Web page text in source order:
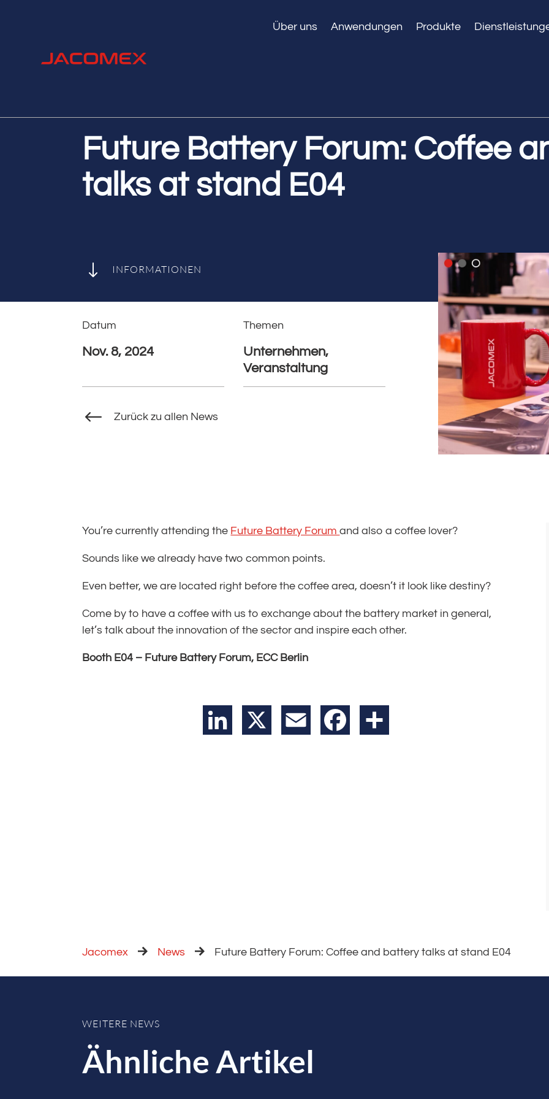
Über uns Anwendungen Produkte
Future Battery Forum: Coffee
talks at stand E04
" INFORMATIONEN
Datum
Nov. 8, 2024
Themen
Unternehmen,
Veranstaltung
# Zurück zu allen News
You’re currently attending the Future Battery Forumand also a coffee lover?
Sounds like we already have two common points.
Even better, we are located right before the coffee area, doesn’t it look like destiny?
Come by to have a coffee with us to exchange about the battery market in general,
let’s talk about the innovation of the sector and inspire each other.
Booth E04 – Future Battery Forum, ECC Berlin
LinkedIn Email Facebook
Jacomex News Future Battery Forum: Coffee and battery talks at stand E04
WEITERE NEWS
Ähnliche Artikel